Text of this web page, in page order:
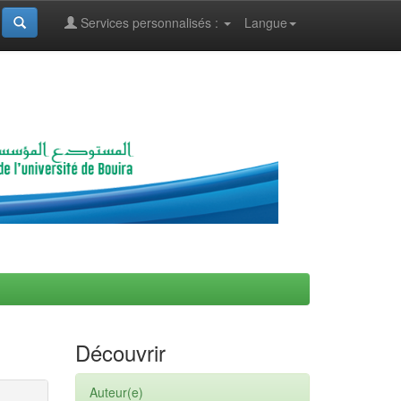
Langue
Services personnalisés :
Découvrir
Auteur(e)